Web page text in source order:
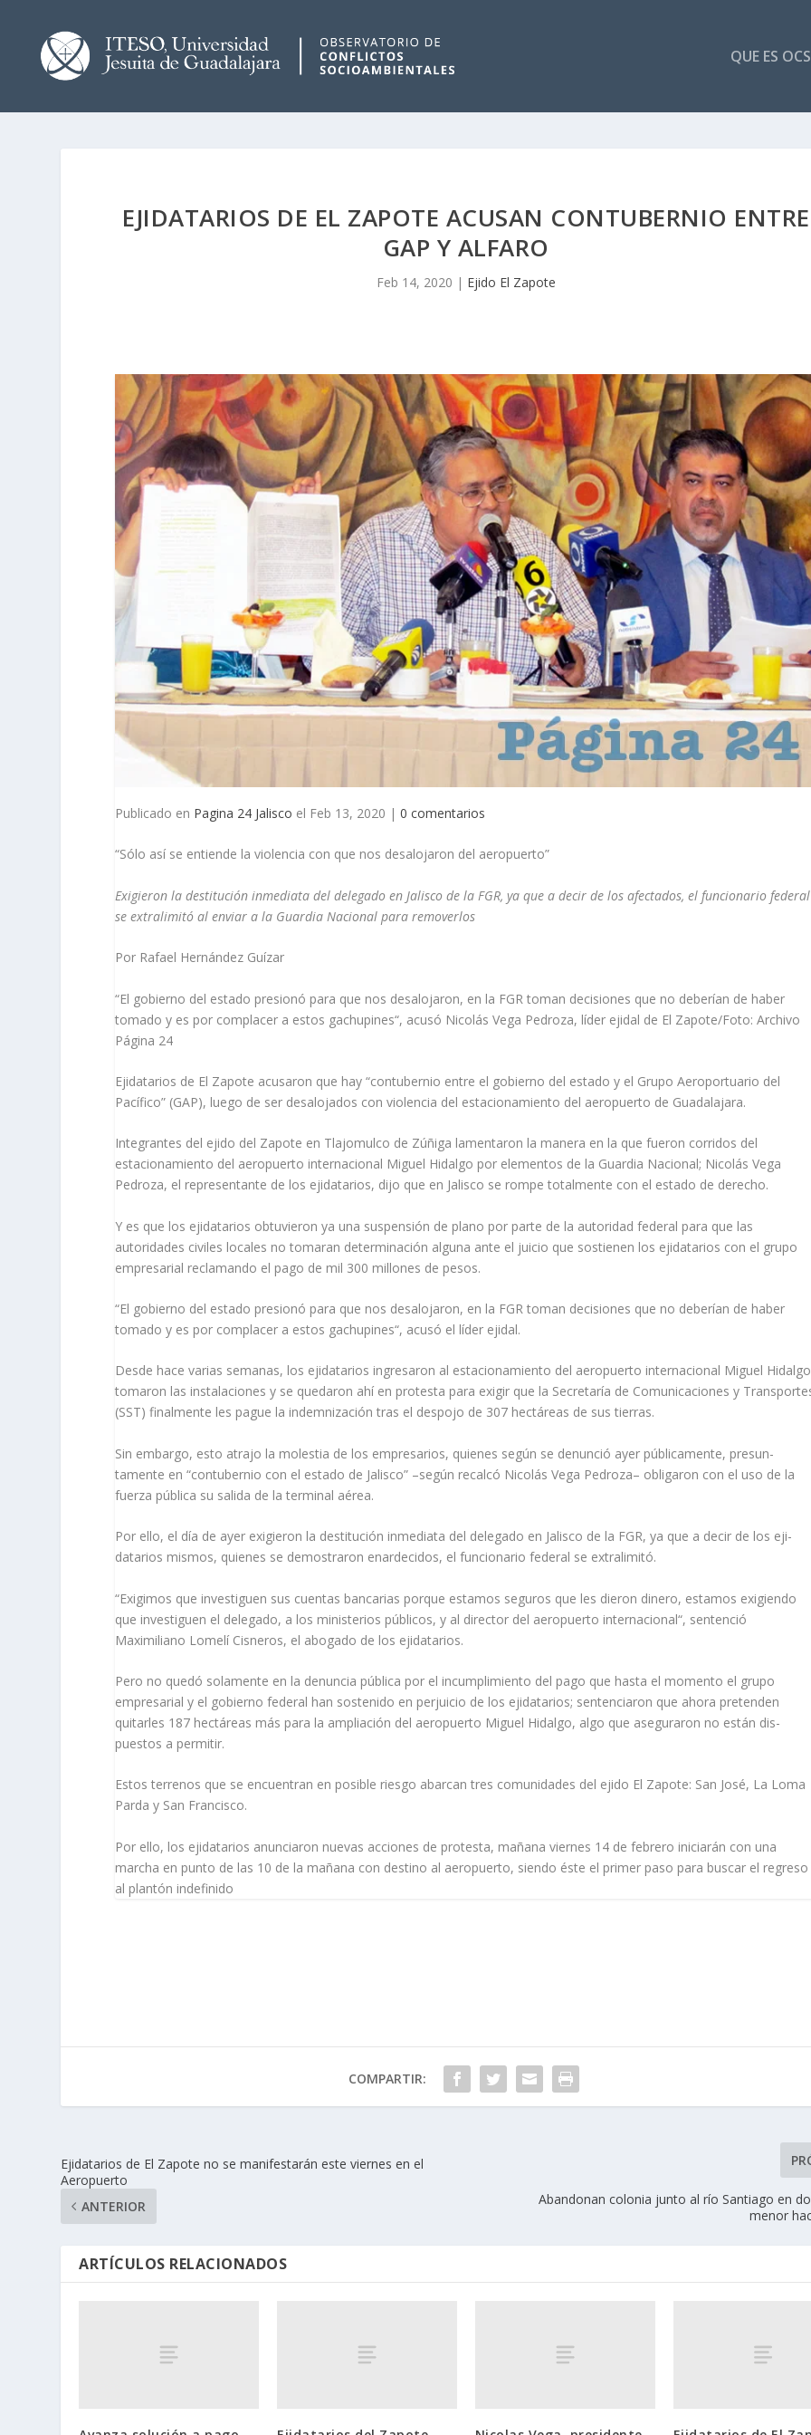
QUE ES
EJIDATARIOS DE EL ZAPOTE ACUSAN CONTUBERNIO ENTRE
GAP Y ALFARO
Feb 14, 2020 | Ejido El Zapote
Publicado en Pagina 24 Jalisco el Feb 13, 2020 |0 comentarios
“Sólo así se entiende la violencia con que nos desalojaron del aeropuerto”
Exigieron la destitución inmediata del delegado en Jalisco de la FGR, ya que a decir de los afectados, el funcionario federal
se extralimitó al enviar a la Guardia Nacional para removerlos
Por Rafael Hernández Guízar
“El gobierno del estado presionó para que nos desalojaron, en la FGR toman decisiones que no deberían de haber
tomado y es por complacer a estos gachupines“, acusó Nicolás Vega Pedroza, líder ejidal de El Zapote/Foto: Archivo
Página 24
Ejidatarios de El Zapote acusaron que hay “contuber­nio entre el gobierno del esta­do y el Grupo Aeroportuario del
Pacífico” (GAP), luego de ser desalojados con violencia del estacionamiento del aero­puerto de Guadalajara.
Integrantes del ejido del Zapote en Tlajomulco de Zúñiga lamentaron la mane­ra en la que fueron corridos del
estacionamiento del aero­puerto internacional Miguel Hidalgo por elementos de la Guardia Nacional; Nicolás Vega
Pedroza, el representan­te de los ejidatarios, dijo que en Jalisco se rompe totalmen­te con el estado de derecho.
Y es que los ejidatarios obtuvieron ya una suspensión de plano por parte de la au­toridad federal para que las
autoridades civiles locales no tomaran determinación algu­na ante el juicio que sostienen los ejidatarios con el grupo
empresarial reclamando el pago de mil 300 millones de pesos.
“El gobierno del estado presionó para que nos desalo­jaron, en la FGR toman de­cisiones que no deberían de haber
tomado y es por com­placer a estos gachupines“, acusó el líder ejidal.
Desde hace varias sema­nas, los ejidatarios ingresaron al estacionamiento del aero­puerto internacional Miguel
tomaron las insta­laciones y se quedaron ahí en protesta para exigir que la Se­cretaría de Comunicaciones y
(SST) finalmente les pague la indemnización tras el despojo de 307 hectá­reas de sus tierras.
Sin embargo, esto atrajo la molestia de los empresarios, quienes según se denunció ayer públicamente, presun­
tamente en “contubernio con el estado de Jalisco” –según recalcó Nicolás Vega Pedro­za– obligaron con el uso de la
fuerza pública su salida de la terminal aérea.
Por ello, el día de ayer exigieron la destitución inmediata del delegado en Jalisco de la FGR, ya que a decir de los eji­
datarios mismos, quienes se de­mostraron enardecidos, el fun­cionario federal se extralimitó.
“Exigimos que investi­guen sus cuentas bancarias porque estamos seguros que les dieron dinero, estamos exigiendo
que investiguen el delegado, a los ministerios públicos, y al director del ae­ropuerto internacional“, sen­tenció
Maximiliano Lomelí Cisneros, el abogado de los ejidatarios.
Pero no quedó solamente en la denuncia pública por el incumplimiento del pago que hasta el momento el grupo
empresarial y el gobierno fe­deral han sostenido en perjui­cio de los ejidatarios; senten­ciaron que ahora pretenden
quitarles 187 hectáreas más para la ampliación del aero­puerto Miguel Hidalgo, algo que aseguraron no están dis­
puestos a permitir.
Estos terrenos que se en­cuentran en posible riesgo abarcan tres comunidades del ejido El Zapote: San José, La Loma
Parda y San Francisco.
Por ello, los ejidatarios anunciaron nuevas acciones de protesta, mañana viernes 14 de febrero iniciarán con una
marcha en punto de las 10 de la mañana con destino al aeropuerto, siendo éste el primer paso para buscar el re­greso
al plantón indefinido
COMPARTIR:
Ejidatarios de El Zapote no se manifestarán este viernes en el
Aeropuerto
ANTERIOR
Abandonan colonia junto al río Santiago en
menor
ARTÍCULOS RELACIONADOS